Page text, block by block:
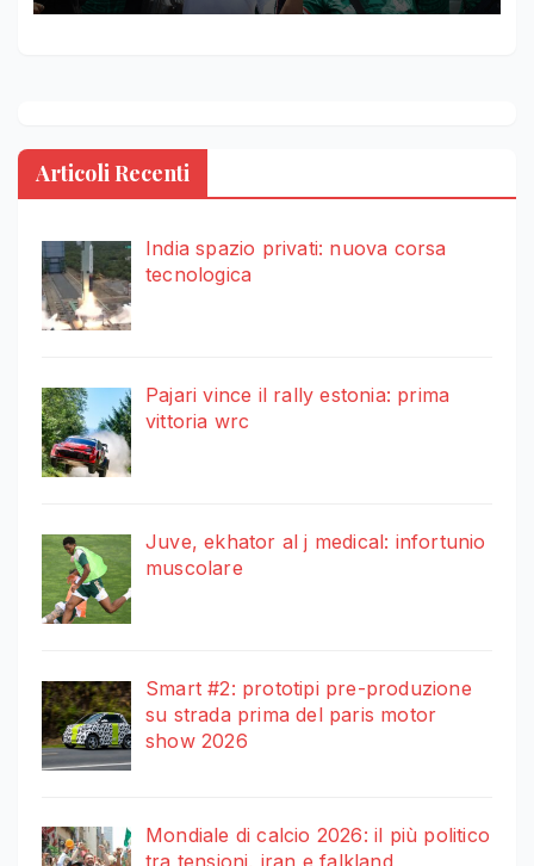
Articoli Recenti
India spazio privati: nuova corsa
tecnologica
Pajari vince il rally estonia: prima
vittoria wrc
Juve, ekhator al j medical: infortunio
muscolare
Smart #2: prototipi pre-produzione
su strada prima del paris motor
show 2026
Mondiale di calcio 2026: il più politico
tra tensioni, iran e falkland